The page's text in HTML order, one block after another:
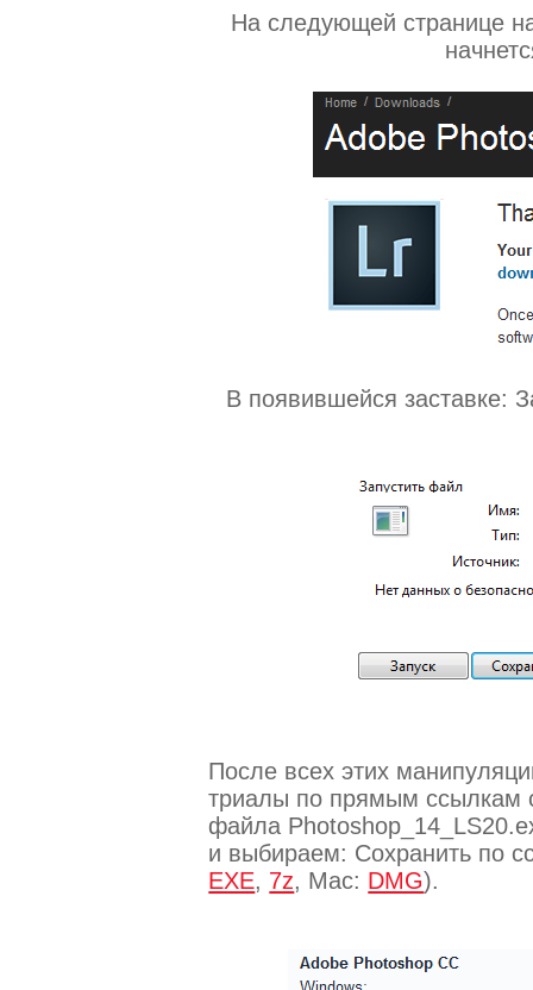
На следующей странице
В появившейся заставке:
После всех этих
триалы по прямым ссылкам
файла
и выбираем: Сохранить по
EXE, 7z, Mac: DMG).